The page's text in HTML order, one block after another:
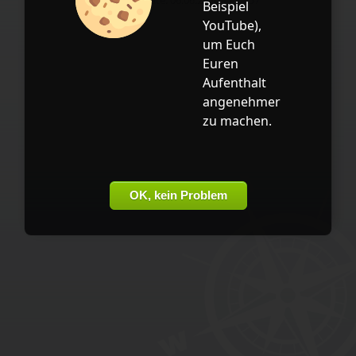
Beispiel
YouTube),
um Euch
Euren
Aufenthalt
angenehmer
zu machen.
OK, kein Problem